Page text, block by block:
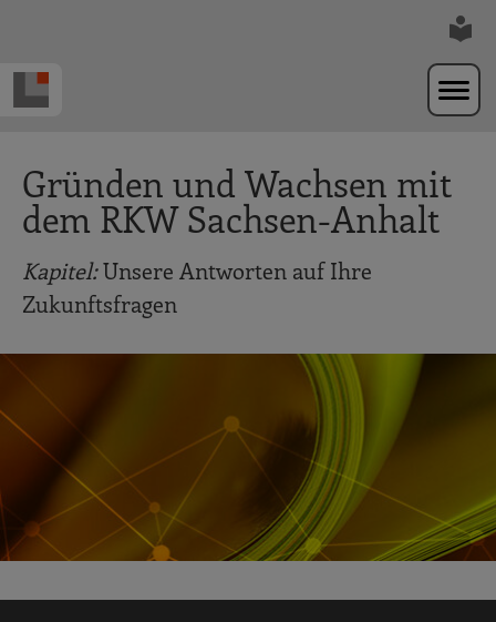
Gründen und Wachsen mit
dem RKW Sachsen-Anhalt
Kapitel:Unsere Antworten auf Ihre
Zukunftsfragen